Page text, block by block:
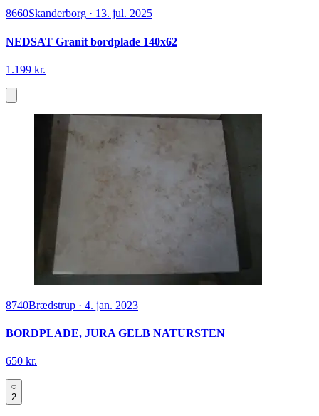
8660Skanderborg · 13. jul. 2025
NEDSAT Granit bordplade 140x62
1.199 kr.
8740Brædstrup · 4. jan. 2023
BORDPLADE, JURA GELB NATURSTEN
650 kr.
2